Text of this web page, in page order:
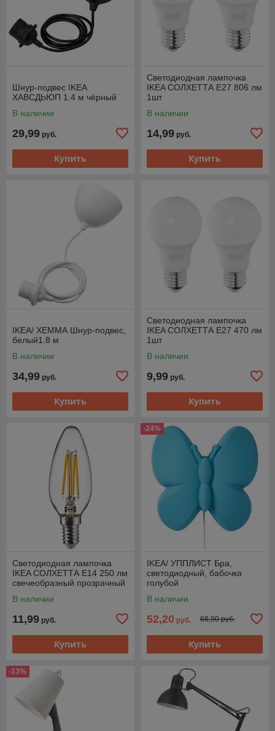
Шнур-подвес IKEA
ХАВСДЬЮП 1.4 м чёрный
В наличии
29,99 руб.
Купить
Светодиодная лампочка
IKEA СОЛХЕТТА E27 806 лм
1шт
В наличии
14,99 руб.
Купить
IKEA/ ХЕММА Шнур-подвес,
белый1.8 м
В наличии
34,99 руб.
Купить
Светодиодная лампочка
IKEA СОЛХЕТТА E27 470 лм
1шт
В наличии
9,99 руб.
Купить
Светодиодная лампочка
IKEA СОЛХЕТТА E14 250 лм
свечеобразный прозрачный
В наличии
11,99 руб.
Купить
-24%
IKEA/ УППЛИСТ Бра,
светодиодный, бабочка
голубой
В наличии
52,20 руб. 68,90 руб.
Купить
-13%